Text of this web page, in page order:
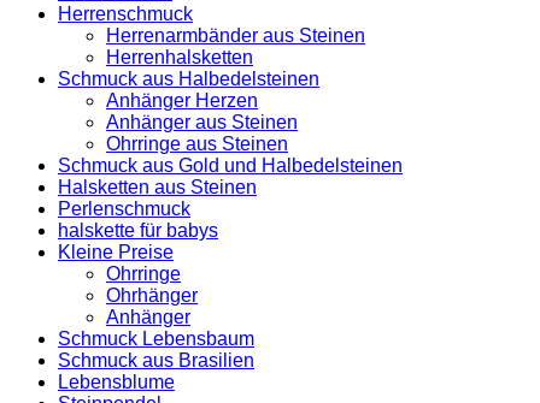
Herrenschmuck
Herrenarmbänder aus Steinen
Herrenhalsketten
Schmuck aus Halbedelsteinen
Anhänger Herzen
Anhänger aus Steinen
Ohrringe aus Steinen
Schmuck aus Gold und Halbedelsteinen
Halsketten aus Steinen
Perlenschmuck
halskette für babys
Kleine Preise
Ohrringe
Ohrhänger
Anhänger
Schmuck Lebensbaum
Schmuck aus Brasilien
Lebensblume